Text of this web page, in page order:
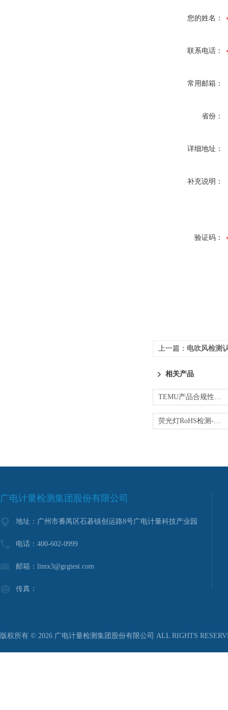
您的姓名：
联系电话：
常用邮箱：
省份：
详细地址：
补充说明：
验证码：
上一篇： 电吹风检测
相关产品
TEMU产品合规性验证-CPC/RoHS/EMC测试
荧光灯RoHS检测-第三方一站式检测
广电计量检测集团股份有限公司
地址：广州市番禺区石碁镇创运路8号广电计量科技产业园
电话：400-602-0999
邮箱：limx3@grgtest.com
传真：
版权所有 © 2026 广电计量检测集团股份有限公司 ALL RIGHTS